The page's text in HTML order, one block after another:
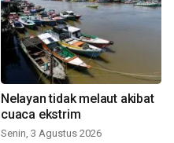
Nelayan tidak melaut akibat
cuaca ekstrim
Senin, 3 Agustus 2026